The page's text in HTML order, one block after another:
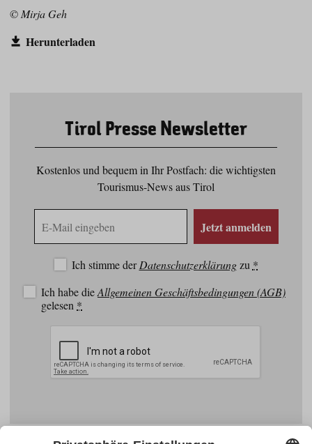
© Mirja Geh
Herunterladen
Tirol Presse Newsletter
Kostenlos und bequem in Ihr Postfach: die wichtigsten
Tourismus-News aus Tirol
Mail
Jetzt anmelden
Ich stimme derDatenschutzerklärungzu *
Ich habe dieAllgemeinen Geschäftsbedingungen (AGB)
gelesen *